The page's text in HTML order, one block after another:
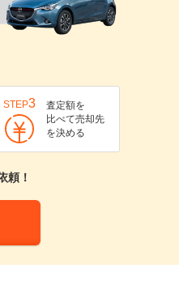
STEP3
査定額を
比べて売却先
を決める
頼！